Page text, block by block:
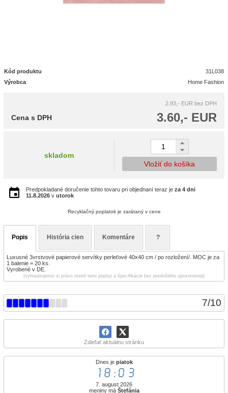
7/10
Zdieľať aktuálnu stránku
Dnes je piatok
18:03
7. august 2026
meniny má Štefánia
Kód produktu
31L038
Výrobca
Home Fashion
2.93,- EUR bez DPH
3.60,- EUR
Cena s DPH
skladom
Vložiť do košíka
Predpokladané doručenie tohto tovaru pri objednaní teraz je za 4 dni
11.8.2026 v utorok
Recyklačný poplatok je zarátaný v cene
Popis História cien Komentáre ?
Luxusné 3vrstvové papierové servítky perleťové 40x40 cm / po rozložení/. MOC je za
1 balenie = 20 ks.
Vyrobené v DE.
(vyhradzujeme si právo meniť tieto popisy a špecifikácie bez predošlého upozornenia)